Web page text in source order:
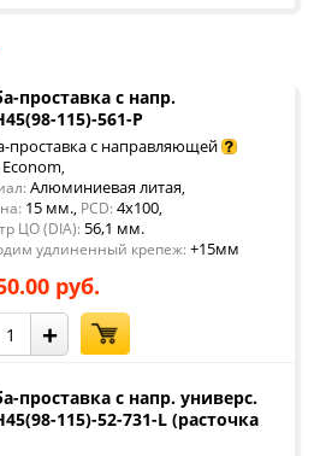
проставка с напр.
115)-561-P
проставка с направляющей
Econom,
Алюминиевая литая,
15 мм., PCD: 4x100,
ЦО (DIA): 56,1 мм.
удлиненный крепеж: +15мм
руб.
+
проставка с напр. универс.
115)-52-731-L (расточка